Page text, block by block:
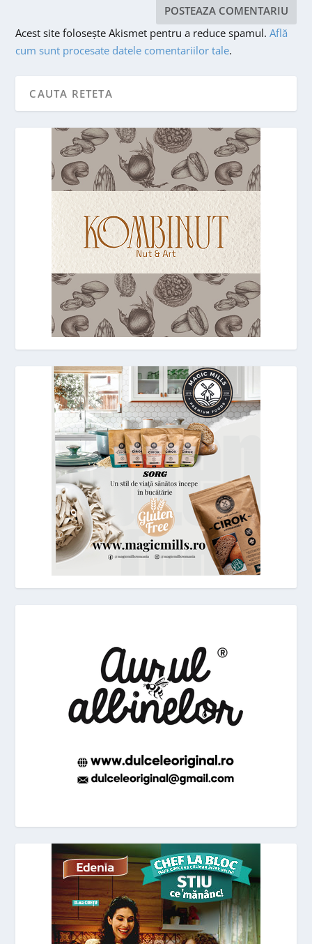
Acest site folosește Akismet pentru a reduce spamul.Află
cum sunt procesate datele comentariilor tale.